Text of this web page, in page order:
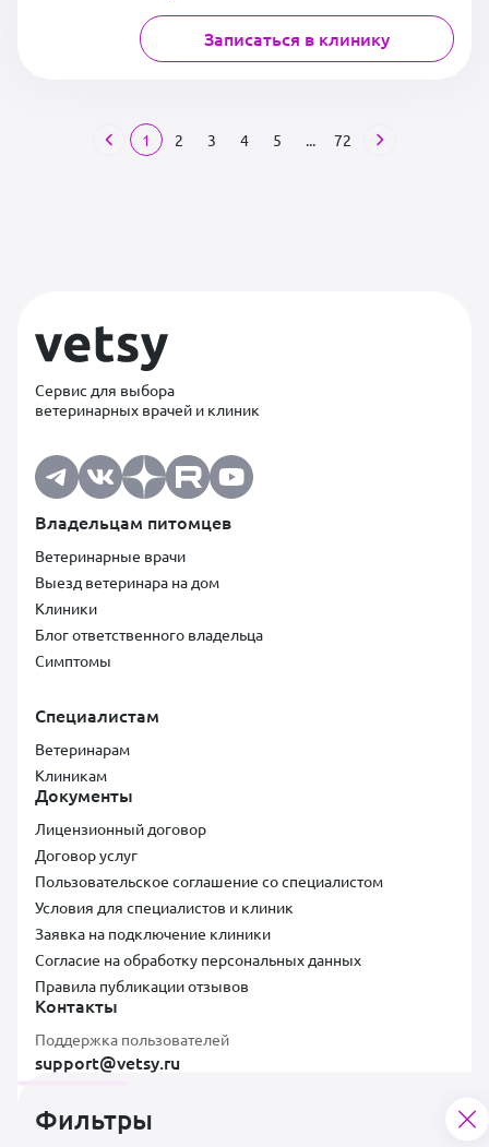
Фильтры
Записаться в клинику
1 2 3 4 5 ... 72
Сервис для выбора
ветеринарных врачей и клиник
Владельцам питомцев
Ветеринарные врачи
Выезд ветеринара на дом
Клиники
Блог ответственного владельца
Симптомы
Специалистам
Ветеринарам
Клиникам
Документы
Лицензионный договор
Договор услуг
Пользовательское соглашение со специалистом
Условия для специалистов и клиник
Заявка на подключение клиники
Согласие на обработку персональных данных
Правила публикации отзывов
Контакты
Поддержка пользователей
support@vetsy.ru